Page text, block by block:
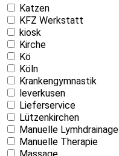
Katzen
KFZ Werkstatt
kiosk
Kirche
Kö
Köln
Krankengymnastik
leverkusen
Lieferservice
Lützenkirchen
Manuelle Lymhdrainage
Manuelle Therapie
Massage